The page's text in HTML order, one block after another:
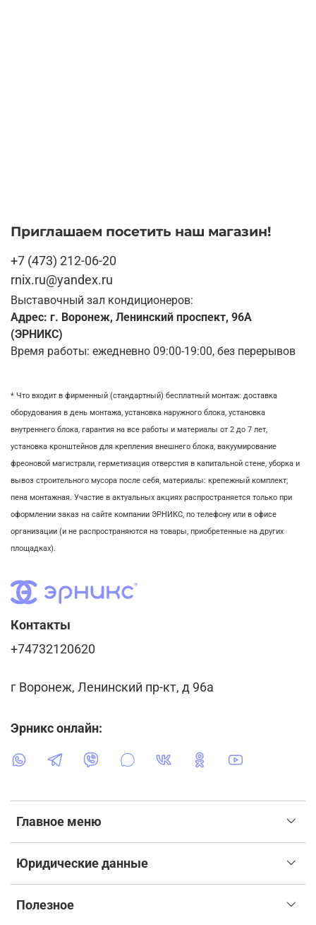
Приглашаем посетить наш магазин!
+7 (473) 212-06-20
rnix.ru@yandex.ru
Выставочный зал кондиционеров:
Адрес: г. Воронеж, Ленинский проспект, 96А
(ЭРНИКС)
Время работы: ежедневно 09:00-19:00, без перерывов
* Что входит в фирменный (стандартный) бесплатный монтаж: доставка
оборудования в день монтажа, установка наружного блока, установка
внутреннего блока, гарантия на все работы и материалы от 2 до 7 лет,
установка кронштейнов для крепления внешнего блока, вакуумирование
фреоновой магистрали, герметизация отверстия в капитальной стене, уборка и
вывоз строительного мусора после себя, материалы: крепежный комплект;
пена монтажная. Участие в актуальных акциях распространяется только при
оформлении заказ на сайте компании ЭРНИКС, по телефону или в офисе
организации (и не распространяются на товары, приобретенные на других
площадках).
Главное меню
Юридические данные
Полезное
Контакты
+74732120620
г Воронеж, Ленинский пр-кт, д 96а
Эрникс онлайн: